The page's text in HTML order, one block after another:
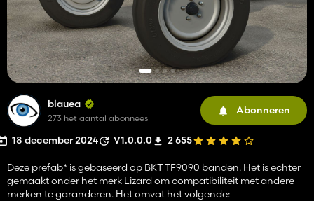
blauea
273 het aantal abonnees
Abonneren
18 december 2024 V1.0.0.0 2 655
Deze prefab* is gebaseerd op BKT TF9090 banden. Het is echter
gemaakt onder het merk Lizard om compatibiliteit met andere
merken te garanderen. Het omvat het volgende: